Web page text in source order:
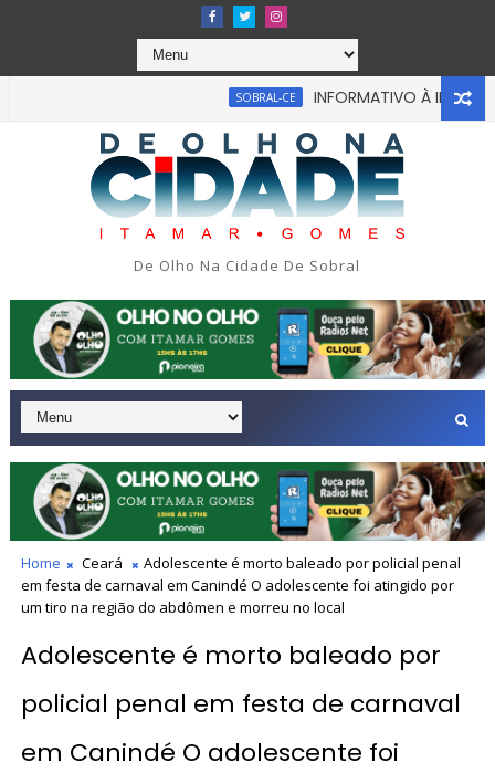
SOBRAL-CE INFORMATIVO À IMPRENSA
De Olho Na Cidade De Sobral
Home Ceará
Adolescente é morto baleado por policial penal
em festa de carnaval em Canindé O adolescente foi atingido por
um tiro na região do abdômen e morreu no local
Adolescente é morto baleado por
policial penal em festa de carnaval
em Canindé O adolescente foi